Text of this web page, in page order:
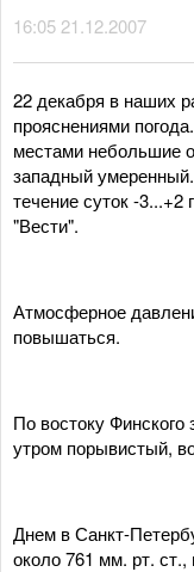
16:05 21.12.2007
22 декабря в наших
прояснениями
местами небольшие
западный
течение суток -
"Вести".
Атмосферное
повышаться.
По востоку
утром порывистый,
Днем в Санкт-
около 761 мм. рт. ст.,